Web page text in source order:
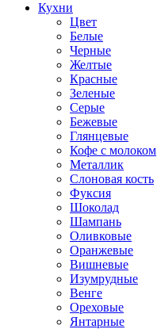
Кухни
Цвет
Белые
Черные
Желтые
Красные
Зеленые
Серые
Бежевые
Глянцевые
Кофе с молоком
Металлик
Слоновая кость
Фуксия
Шоколад
Шампань
Оливковые
Оранжевые
Вишневые
Изумрудные
Венге
Ореховые
Янтарные